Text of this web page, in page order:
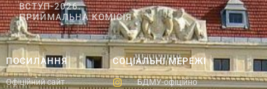
СОЦІАЛЬНІ МЕРЕЖІ
БДМУ-офіційно
ПОСИЛАННЯ
Офіційний сайт
ВСТУП-2026.
ПРИЙМАЛЬНА КОМІСІЯ